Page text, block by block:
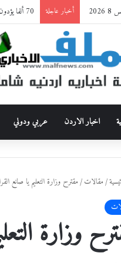
أخبار عاجلة 70 ألفا يؤدون صلاة الجمعة في المسجد الأقصى
اخبار الاردن عربي ودولي
/مقالات/مقترح وزارة التعليم يا صانع
وزارة